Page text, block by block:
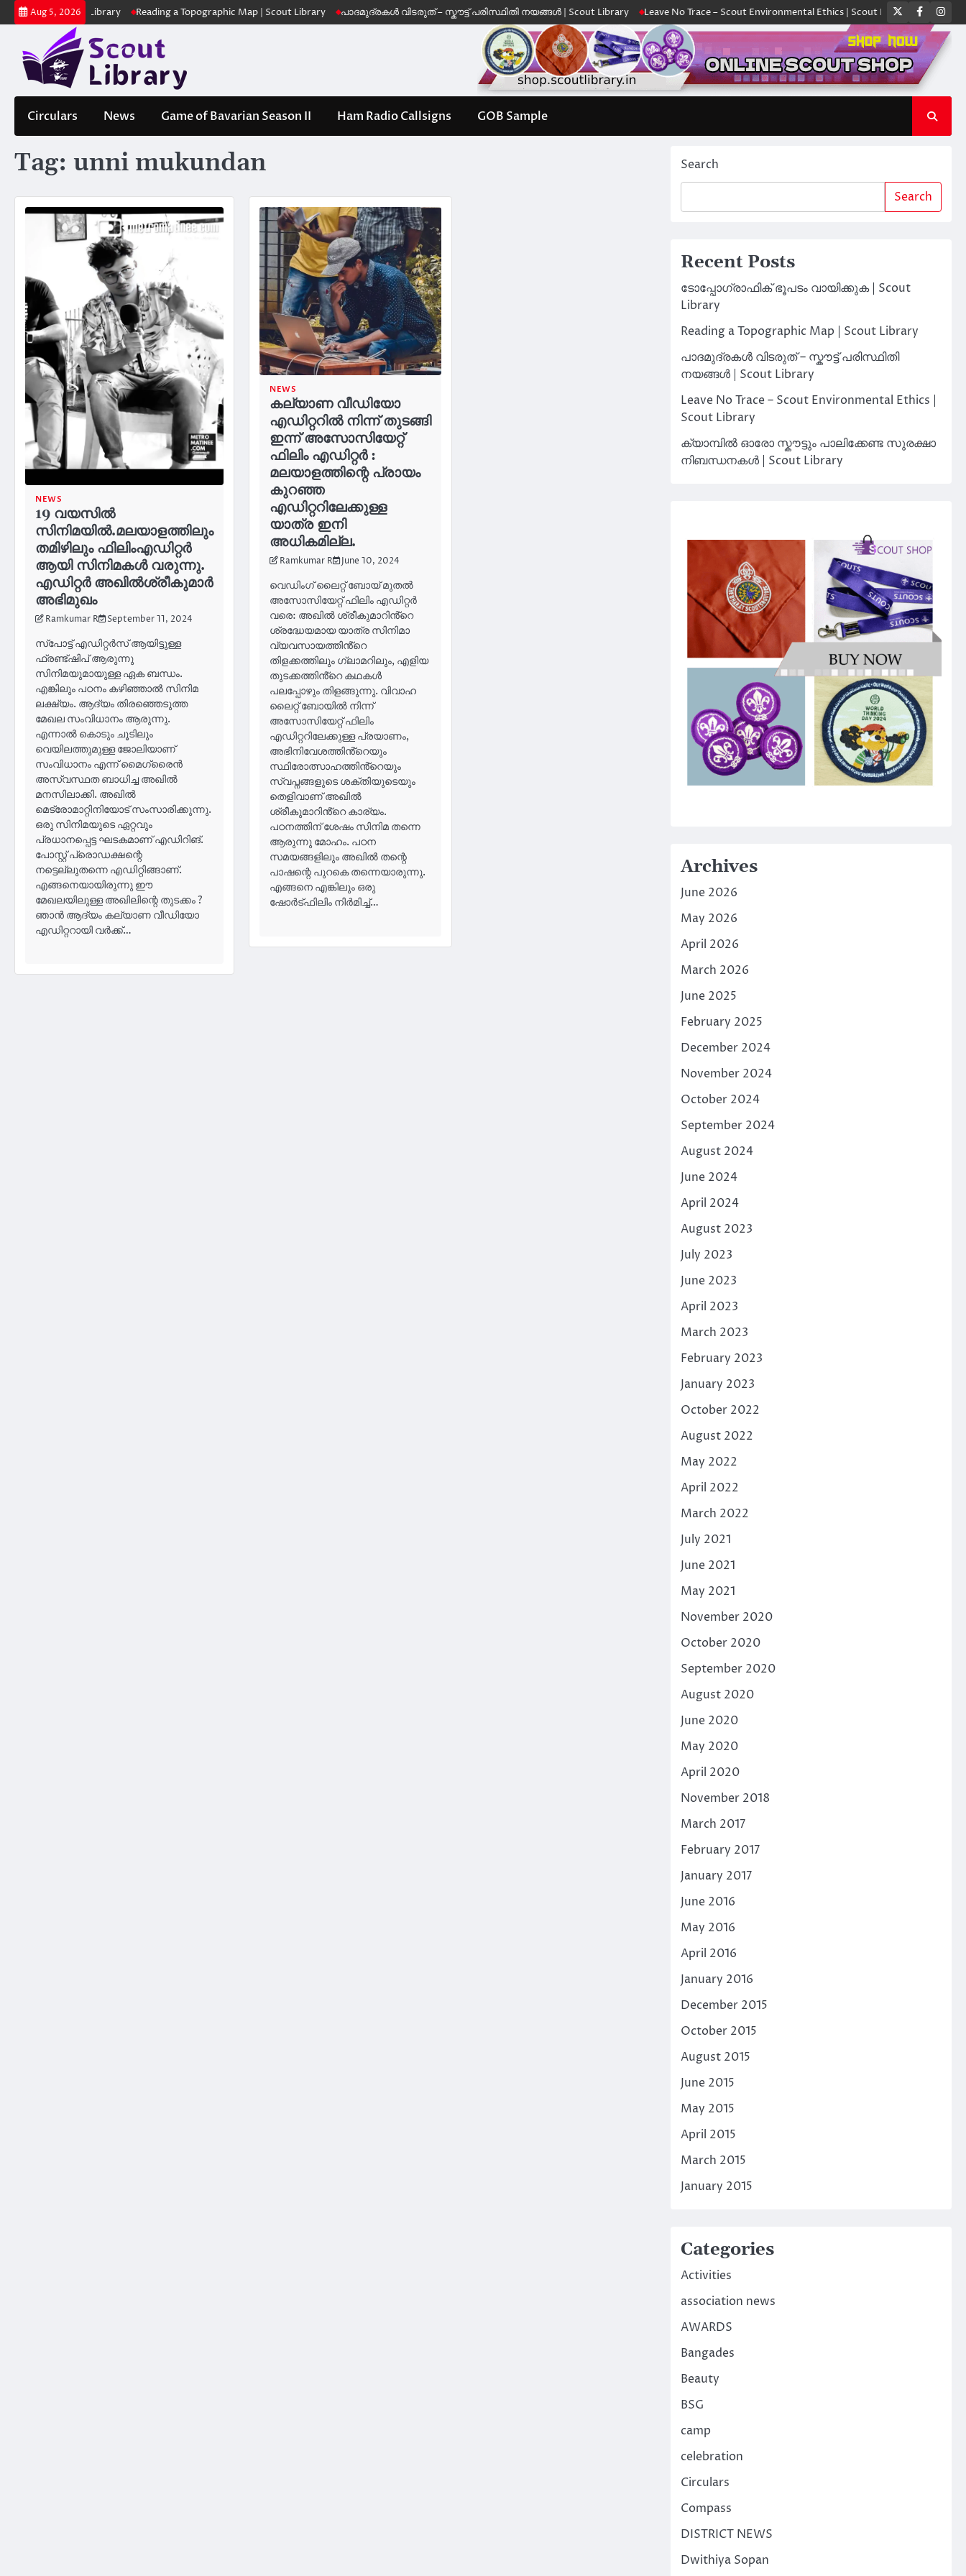
Skip
to
Aug 5, 2026
| Scout Library Reading a Topographic Map | Scout Library പാദമുദ്രകൾ വിടരുത് – സ്കൗട്ട് പരിസ്ഥിതി നയങ്ങൾ | Scout Library Leave No Trace – Scout Environmental Ethics | Scout Library ക്യാമ്പിൽ ഓരോ
Twitter
Circulars News Game of Bavarian Season II Ham Radio Callsigns GOB Sample
Tag: unni mukundan
NEWS
19 വയസിൽ
സിനിമയിൽ.മലയാളത്തിലും
തമിഴിലും ഫിലിംഎഡിറ്റർ
ആയി സിനിമകൾ വരുന്നു.
എഡിറ്റർ അഖിൽശ്രീകുമാർ
അഭിമുഖം
Ramkumar R September 11, 2024
സ്പോട്ട് എഡിറ്റർസ് ആയിട്ടുള്ള
ഫ്രണ്ട്ഷിപ് ആരുന്നു
സിനിമയുമായുള്ള ഏക ബന്ധം.
എങ്കിലും പഠനം കഴിഞ്ഞാല്‍ സിനിമ
ലക്ഷ്യം. ആദ്യം തിരഞ്ഞെടുത്ത
മേഖല സംവിധാനം ആരുന്നു.
എന്നാല്‍ കൊടും ചൂടിലും
വെയിലത്തുമുള്ള ജോലിയാണ്
സംവിധാനം എന്ന് മൈഗ്രൈൻ
അസ്വസ്ഥത ബാധിച്ച അഖിൽ
മനസിലാക്കി. അഖിൽ
മെട്രോമാറ്റിനിയോട് സംസാരിക്കുന്നു.
ഒരു സിനിമയുടെ ഏറ്റവും
പ്രധാനപ്പെട്ട ഘടകമാണ് എഡിറിങ്.
പോസ്റ്റ് പ്രൊഡക്ഷന്റെ
നട്ടെല്ലുതന്നെ എഡിറ്റിങ്ങാണ്.
എങ്ങനെയായിരുന്നു ഈ
മേഖലയിലുള്ള അഖിലിന്റെ തുടക്കം ?
ഞാൻ ആദ്യം കല്യാണ വീഡിയോ
എഡിറ്ററായി വർക്ക്‌…
NEWS
കല്യാണ വീഡിയോ
എഡിറ്ററിൽ നിന്ന് തുടങ്ങി
ഇന്ന് അസോസിയേറ്റ്
ഫിലിം എഡിറ്റർ :
മലയാളത്തിന്റെ പ്രായം
കുറഞ്ഞ
എഡിറ്ററിലേക്കുള്ള
യാത്ര ഇനി
അധികമില്ല.
Ramkumar R June 10, 2024
വെഡിംഗ് ലൈറ്റ് ബോയ് മുതൽ
അസോസിയേറ്റ് ഫിലിം എഡിറ്റർ
വരെ: അഖിൽ ശ്രീകുമാറിൻ്റെ
ശ്രദ്ധേയമായ യാത്ര സിനിമാ
വ്യവസായത്തിൻ്റെ
തിളക്കത്തിലും ഗ്ലാമറിലും, എളിയ
തുടക്കത്തിൻ്റെ കഥകൾ
പലപ്പോഴും തിളങ്ങുന്നു. വിവാഹ
ലൈറ്റ് ബോയിൽ നിന്ന്
അസോസിയേറ്റ് ഫിലിം
എഡിറ്ററിലേക്കുള്ള പ്രയാണം,
അഭിനിവേശത്തിൻ്റെയും
സ്ഥിരോത്സാഹത്തിൻ്റെയും
സ്വപ്നങ്ങളുടെ ശക്തിയുടെയും
തെളിവാണ് അഖിൽ
ശ്രീകുമാറിൻ്റെ കാര്യം.
പഠനത്തിന് ശേഷം സിനിമ തന്നെ
ആരുന്നു മോഹം. പഠന
സമയങ്ങളിലും അഖിൽ തന്റെ
പാഷന്റെ പുറകെ തന്നെയാരുന്നു.
എങ്ങനെ എങ്കിലും ഒരു
ഷോർട്ഫിലിം നിർമിച്ച്…
Search
Search
Recent Posts
ടോപ്പോഗ്രാഫിക് ഭൂപടം വായിക്കുക | Scout
Library
Reading a Topographic Map | Scout Library
പാദമുദ്രകൾ വിടരുത് – സ്കൗട്ട് പരിസ്ഥിതി
നയങ്ങൾ | Scout Library
Leave No Trace – Scout Environmental Ethics |
Scout Library
ക്യാമ്പിൽ ഓരോ സ്കൗട്ടും പാലിക്കേണ്ട സുരക്ഷാ
നിബന്ധനകൾ | Scout Library
Archives
June 2026
May 2026
April 2026
March 2026
June 2025
February 2025
December 2024
November 2024
October 2024
September 2024
August 2024
June 2024
April 2024
August 2023
July 2023
June 2023
April 2023
March 2023
February 2023
January 2023
October 2022
August 2022
May 2022
April 2022
March 2022
July 2021
June 2021
May 2021
November 2020
October 2020
September 2020
August 2020
June 2020
May 2020
April 2020
November 2018
March 2017
February 2017
January 2017
June 2016
May 2016
April 2016
January 2016
December 2015
October 2015
August 2015
June 2015
May 2015
April 2015
March 2015
January 2015
Categories
Activities
association news
AWARDS
Bangades
Beauty
BSG
camp
celebration
Circulars
Compass
DISTRICT NEWS
Dwithiya Sopan